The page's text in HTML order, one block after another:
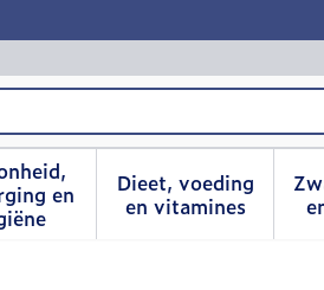
en
Toon submenu voor Schoonheid,
Dieet, voeding
en vitamines
Toon